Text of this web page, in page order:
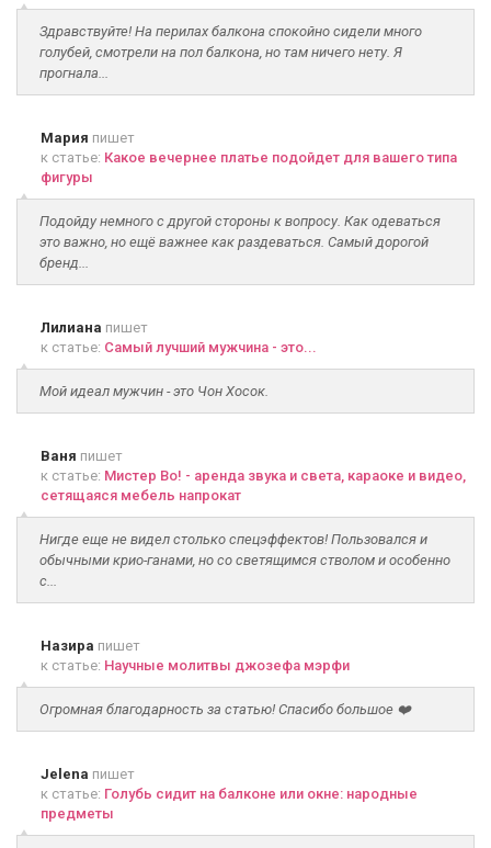
Здравствуйте! На перилах балкона спокойно сидели много
голубей, смотрели на пол балкона, но там ничего нету. Я
прогнала...
Мария пишет
к статье: Какое вечернее платье подойдет для вашего типа
фигуры
Подойду немного с другой стороны к вопросу. Как одеваться
это важно, но ещё важнее как раздеваться. Самый дорогой
бренд...
Лилиана пишет
к статье: Самый лучший мужчина - это...
Мой идеал мужчин - это Чон Хосок.
Ваня пишет
к статье: Мистер Во! - аренда звука и света, караоке и видео,
сетящаяся мебель напрокат
Нигде еще не видел столько спецэффектов! Пользовался и
обычными крио-ганами, но со светящимся стволом и особенно
с...
Назира пишет
к статье: Научные молитвы джозефа мэрфи
Огромная благодарность за статью! Спасибо большое ❤️
Jelena пишет
к статье: Голубь сидит на балконе или окне: народные
предметы